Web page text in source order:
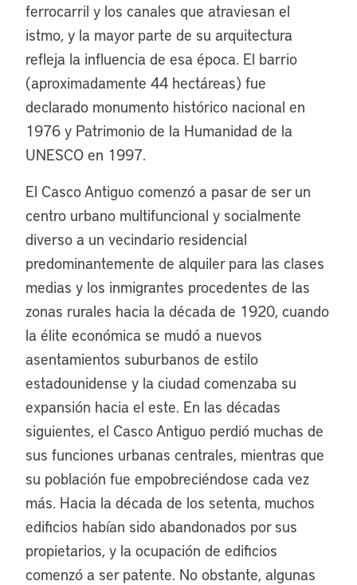
ferrocarril y los canales que atraviesan el
istmo, y la mayor parte de su arquitectura
refleja la influencia de esa época. El barrio
(aproximadamente 44 hectáreas) fue
declarado monumento histórico nacional en
1976 y Patrimonio de la Humanidad de la
UNESCO en 1997.
El Casco Antiguo comenzó a pasar de ser un
centro urbano multifuncional y socialmente
diverso a un vecindario residencial
predominantemente de alquiler para las clases
medias y los inmigrantes procedentes de las
zonas rurales hacia la década de 1920, cuando
la élite económica se mudó a nuevos
asentamientos suburbanos de estilo
estadounidense y la ciudad comenzaba su
expansión hacia el este. En las décadas
siguientes, el Casco Antiguo perdió muchas de
sus funciones urbanas centrales, mientras que
su población fue empobreciéndose cada vez
más. Hacia la década de los setenta, muchos
edificios habían sido abandonados por sus
propietarios, y la ocupación de edificios
comenzó a ser patente. No obstante, algunas